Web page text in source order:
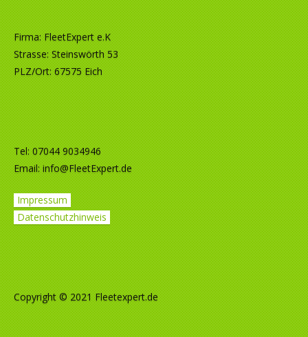
Firma: FleetExpert e.K
Strasse: Steinswörth 53
PLZ/Ort: 67575 Eich
Tel: 07044 9034946
Email:info@FleetExpert.de
Impressum
Datenschutzhinweis
Copyright © 2021 Fleetexpert.de